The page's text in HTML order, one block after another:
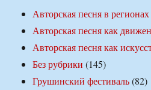
Авторская песня в регионах
Авторская песня как
Авторская песня как
Без рубрики (145)
Грушинский фестиваль(82)